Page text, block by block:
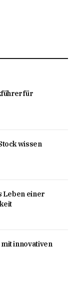
für
wissen
Leben einer
innovativen